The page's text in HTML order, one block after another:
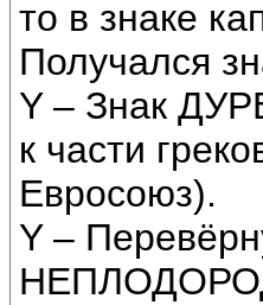
то в знаке
Получался
Y – Знак
к части
Евросоюз).
Y –